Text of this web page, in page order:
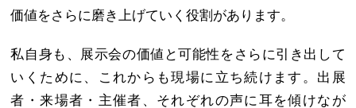
価値をさらに磨き上げていく役割があります。
私自身も、展示会の価値と可能性をさらに引き出して
いくために、これからも現場に立ち続けます。出展
者・来場者・主催者、それぞれの声に耳を傾けなが